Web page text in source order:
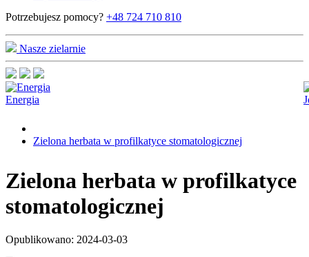
Potrzebujesz pomocy? +48 724 710 810
Nasze zielarnie
Energia
Zielona herbata w profilkatyce stomatologicznej
Zielona herbata w profilkatyce
stomatologicznej
Opublikowano: 2024-03-03